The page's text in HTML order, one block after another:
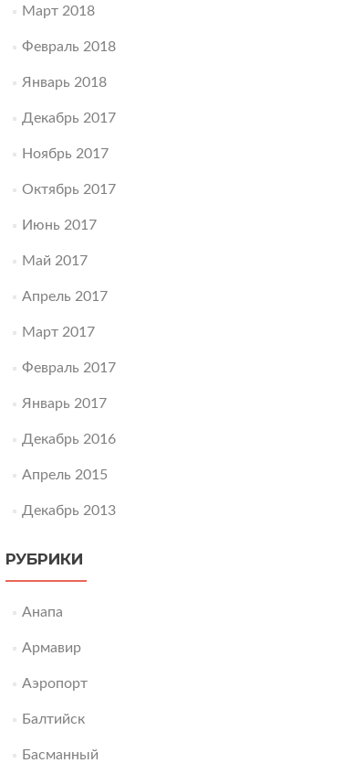
Март 2018
Февраль 2018
Январь 2018
Декабрь 2017
Ноябрь 2017
Октябрь 2017
Июнь 2017
Май 2017
Апрель 2017
Март 2017
Февраль 2017
Январь 2017
Декабрь 2016
Апрель 2015
Декабрь 2013
РУБРИКИ
Анапа
Армавир
Аэропорт
Балтийск
Басманный